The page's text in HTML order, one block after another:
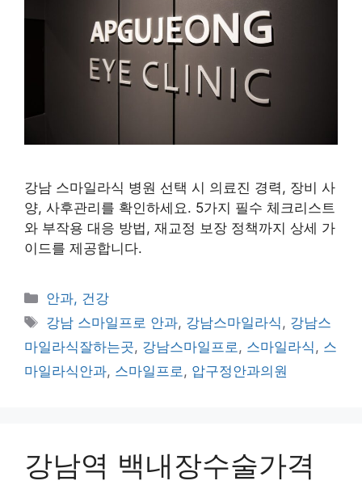
강남 스마일라식 병원 선택 시 의료진 경력, 장비 사
양, 사후관리를 확인하세요. 5가지 필수 체크리스트
와 부작용 대응 방법, 재교정 보장 정책까지 상세 가
이드를 제공합니다.
카
테
고
리
안과, 건강
태
그
강남 스마일프로 안과, 강남스마일라식 , 강남스
마일라식잘하는곳, 강남스마일프로 , 스마일라식 , 스
마일라식안과, 스마일프로 , 압구정안과의원
강남역 백내장수술가격